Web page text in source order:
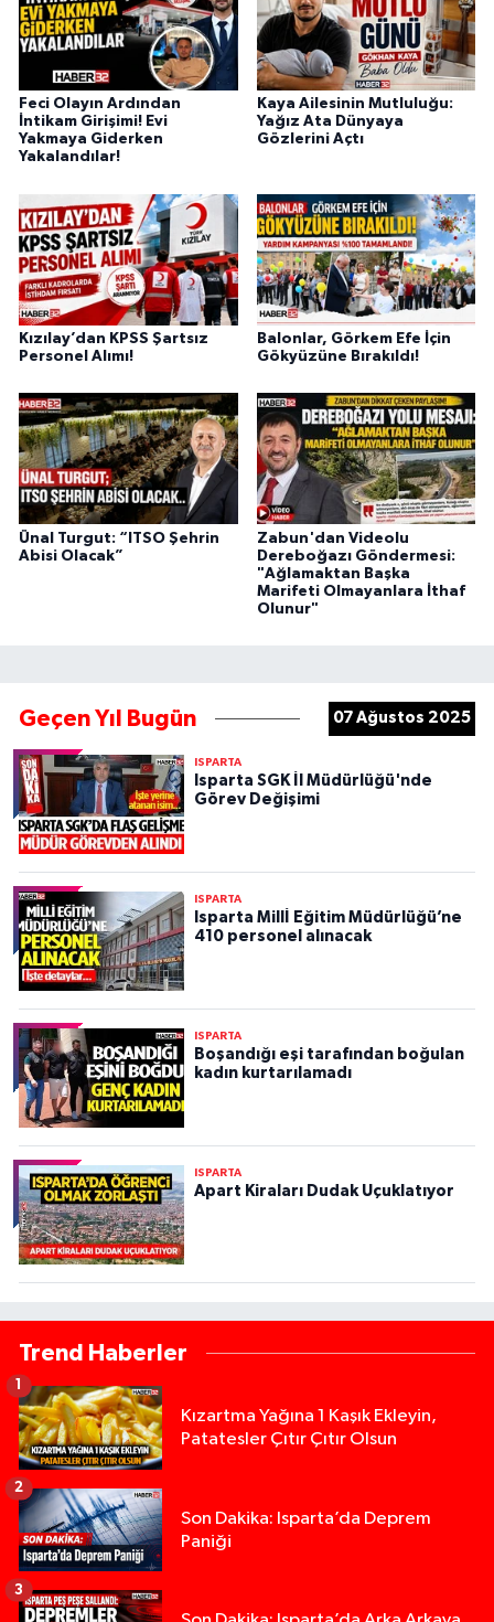
Feci Olayın Ardından
İntikam Girişimi! Evi
Yakmaya Giderken
Yakalandılar!
Kaya Ailesinin Mutluluğu:
Yağız Ata Dünyaya
Gözlerini Açtı
Kızılay’dan KPSS Şartsız
Personel Alımı!
Balonlar, Görkem Efe İçin
Gökyüzüne Bırakıldı!
Ünal Turgut: “ITSO Şehrin
Abisi Olacak”
Zabun'dan Videolu
Dereboğazı Göndermesi:
"Ağlamaktan Başka
Marifeti Olmayanlara İthaf
Olunur"
Geçen Yıl Bugün 07 Ağustos 2025
ISPARTA
Isparta SGK İl Müdürlüğü'nde
Görev Değişimi
ISPARTA
Isparta Millİ Eğitim Müdürlüğü’ne
410 personel alınacak
ISPARTA
Boşandığı eşi tarafından boğulan
kadın kurtarılamadı
ISPARTA
Apart Kiraları Dudak Uçuklatıyor
Trend Haberler
Kızartma Yağına 1 Kaşık Ekleyin,
Patatesler Çıtır Çıtır Olsun
1
Son Dakika: Isparta’da Deprem
Paniği
2
3